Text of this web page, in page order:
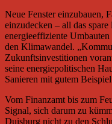
Neue Fenster einzubauen,
einzudecken – all das
energieeffiziente
den Klimawandel.
Zukunftsinvestitionen
seine energiepolitischen
Sanieren mit gutem
Vom Finanzamt bis zum
Signal, sich darum zu
Duisburg nicht zu den